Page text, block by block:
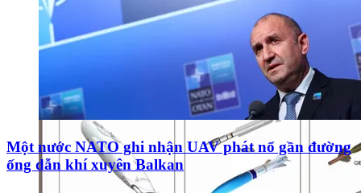
Một nước NATO ghi nhận UAV phát nổ gần đường
ống dẫn khí xuyên Balkan